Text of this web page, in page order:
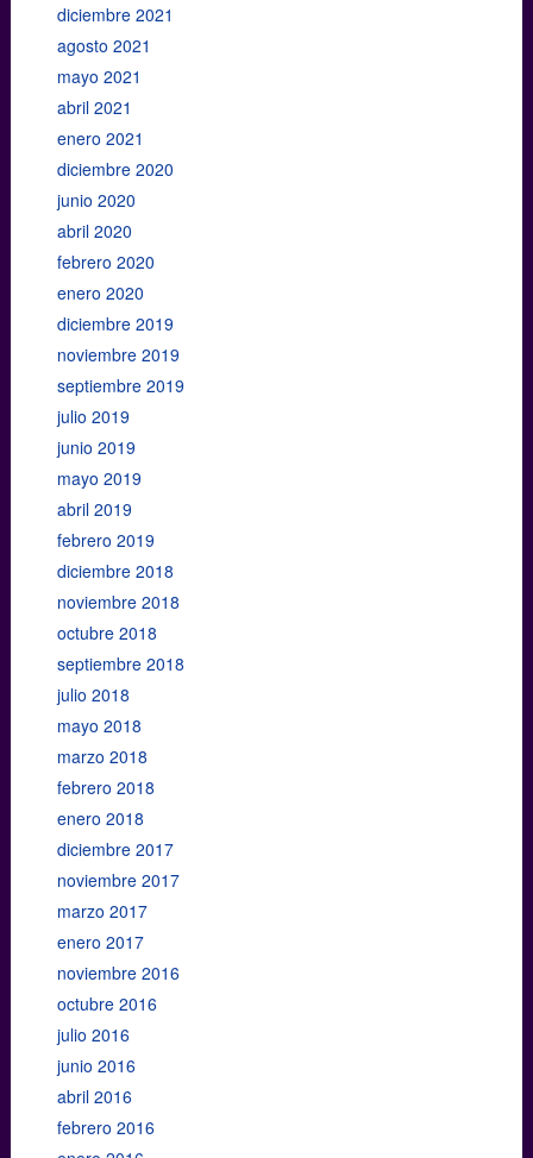
diciembre 2021
agosto 2021
mayo 2021
abril 2021
enero 2021
diciembre 2020
junio 2020
abril 2020
febrero 2020
enero 2020
diciembre 2019
noviembre 2019
septiembre 2019
julio 2019
junio 2019
mayo 2019
abril 2019
febrero 2019
diciembre 2018
noviembre 2018
octubre 2018
septiembre 2018
julio 2018
mayo 2018
marzo 2018
febrero 2018
enero 2018
diciembre 2017
noviembre 2017
marzo 2017
enero 2017
noviembre 2016
octubre 2016
julio 2016
junio 2016
abril 2016
febrero 2016